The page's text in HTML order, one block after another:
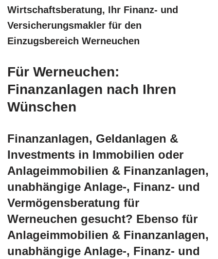
Wirtschaftsberatung, Ihr Finanz- und
Versicherungsmakler für den
Einzugsbereich Werneuchen
Für Werneuchen:
Finanzanlagen nach Ihren
Wünschen
Finanzanlagen, Geldanlagen &
Investments in Immobilien oder
Anlageimmobilien & Finanzanlagen,
unabhängige Anlage-, Finanz- und
Vermögensberatung für
Werneuchen gesucht? Ebenso für
Anlageimmobilien & Finanzanlagen,
unabhängige Anlage-, Finanz- und